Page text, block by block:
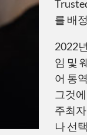
를 배
2022
임 및
어 통
그것
주최
나 선